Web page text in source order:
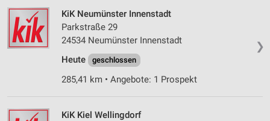
❯
KiK Neumünster Innenstadt
Parkstraße 29
24534 Neumünster Innenstadt
Heute
geschlossen
285,41 km • Angebote: 1 Prospekt
KiK Kiel Wellingdorf
Verwendung reduzierter Daten zur Auswahl von
Inhalten
IAB-Besonderheiten:
Verwendung genauer Standortdaten
Geräte anhand von aktiv angeforderten
Nicht-IAB-Verarbeitungszwecke: